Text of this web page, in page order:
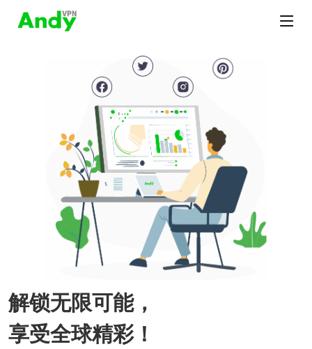
解锁无限可能，
享受全球精彩！